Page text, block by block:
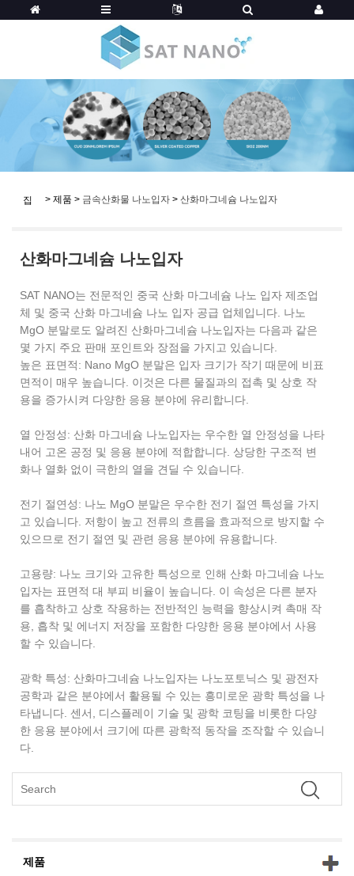
집 > 제품 > 금속산화물 나노입자 > 산화마그네슘 나노입자
산화마그네슘 나노입자
SAT NANO는 전문적인 중국 산화 마그네슘 나노 입자 제조업
체 및 중국 산화 마그네슘 나노 입자 공급 업체입니다. 나노
MgO 분말로도 알려진 산화마그네슘 나노입자는 다음과 같은
몇 가지 주요 판매 포인트와 장점을 가지고 있습니다.
높은 표면적: Nano MgO 분말은 입자 크기가 작기 때문에 비표
면적이 매우 높습니다. 이것은 다른 물질과의 접촉 및 상호 작
용을 증가시켜 다양한 응용 분야에 유리합니다.
열 안정성: 산화 마그네슘 나노입자는 우수한 열 안정성을 나타
내어 고온 공정 및 응용 분야에 적합합니다. 상당한 구조적 변
화나 열화 없이 극한의 열을 견딜 수 있습니다.
전기 절연성: 나노 MgO 분말은 우수한 전기 절연 특성을 가지
고 있습니다. 저항이 높고 전류의 흐름을 효과적으로 방지할 수
있으므로 전기 절연 및 관련 응용 분야에 유용합니다.
고용량: 나노 크기와 고유한 특성으로 인해 산화 마그네슘 나노
입자는 표면적 대 부피 비율이 높습니다. 이 속성은 다른 분자
를 흡착하고 상호 작용하는 전반적인 능력을 향상시켜 촉매 작
용, 흡착 및 에너지 저장을 포함한 다양한 응용 분야에서 사용
할 수 있습니다.
광학 특성: 산화마그네슘 나노입자는 나노포토닉스 및 광전자
공학과 같은 분야에서 활용될 수 있는 흥미로운 광학 특성을 나
타냅니다. 센서, 디스플레이 기술 및 광학 코팅을 비롯한 다양
한 응용 분야에서 크기에 따른 광학적 동작을 조작할 수 있습니
다.
제품